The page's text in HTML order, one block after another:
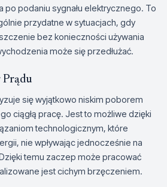
podaniu sygnału elektrycznego. To
przydatne w sytuacjach, gdy
bez konieczności używania
może się przedłużać.
Prądu
się wyjątkowo niskim poborem
ciągłą pracę. Jest to możliwe dzięki
technologicznym, które
nie wpływając jednocześnie na
temu zaczep może pracować
jest cichym brzęczeniem.